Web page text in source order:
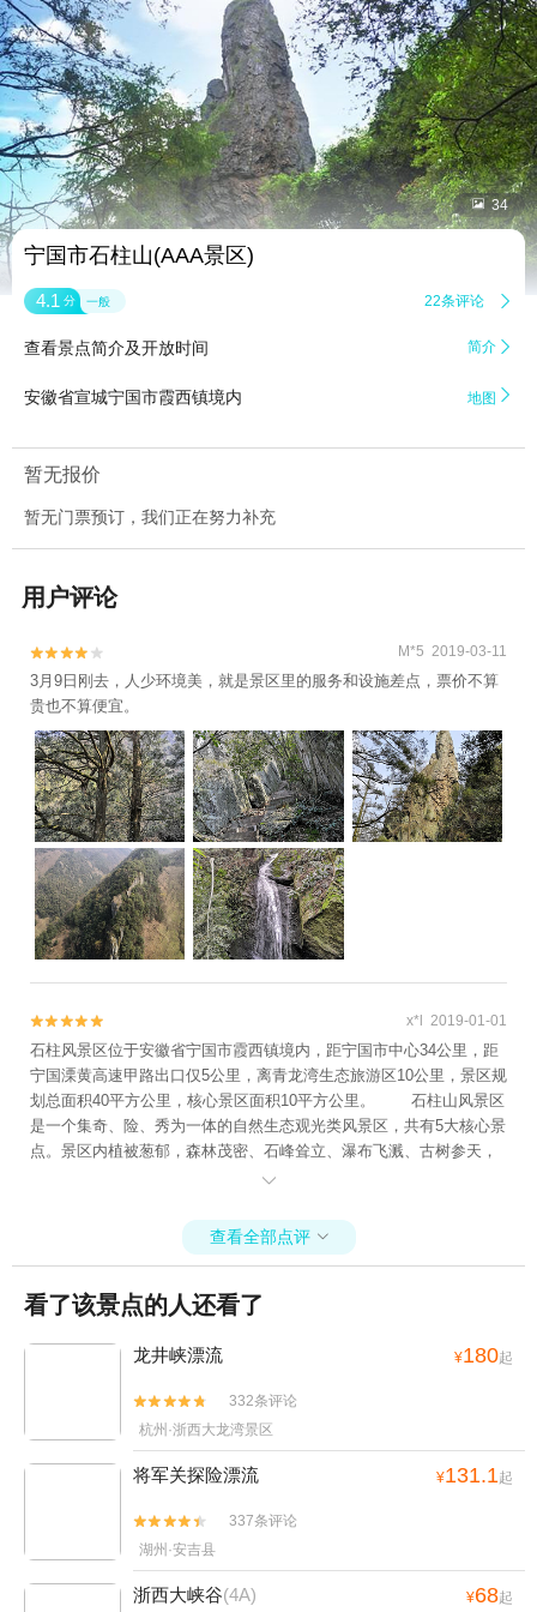
 34
宁国市石柱山(AAA景区)
4.1 分 一般 22条评论 
查看景点简介及开放时间 简介 
安徽省宣城宁国市霞西镇境内 地图 
暂无报价
暂无门票预订，我们正在努力补充
用户评论

 M*5 2019-03-11
3月9日刚去，人少环境美，就是景区里的服务和设施差点，票价不算
贵也不算便宜。

 x*l 2019-01-01
石柱风景区位于安徽省宁国市霞西镇境内，距宁国市中心34公里，距
宁国溧黄高速甲路出口仅5公里，离青龙湾生态旅游区10公里，景区规
划总面积40平方公里，核心景区面积10平方公里。 石柱山风景区
是一个集奇、险、秀为一体的自然生态观光类风景区，共有5大核心景
点。景区内植被葱郁，森林茂密、石峰耸立、瀑布飞溅、古树参天，

查看全部点评 
看了该景点的人还看了
龙井峡漂流 ¥180起


332条评论
杭州·浙西大龙湾景区
将军关探险漂流 ¥131.1起


337条评论
湖州·安吉县
浙西大峡谷(4A) ¥68起
